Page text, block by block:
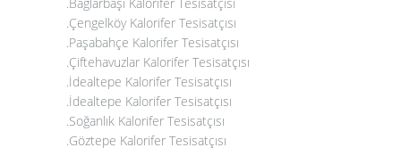
.Çengelköy Kalorifer Tesisatçısı
.Paşabahçe Kalorifer Tesisatçısı
.Çiftehavuzlar Kalorifer Tesisatçısı
.İdealtepe Kalorifer Tesisatçısı
.İdealtepe Kalorifer Tesisatçısı
.Soğanlık Kalorifer Tesisatçısı
.Göztepe Kalorifer Tesisatçısı